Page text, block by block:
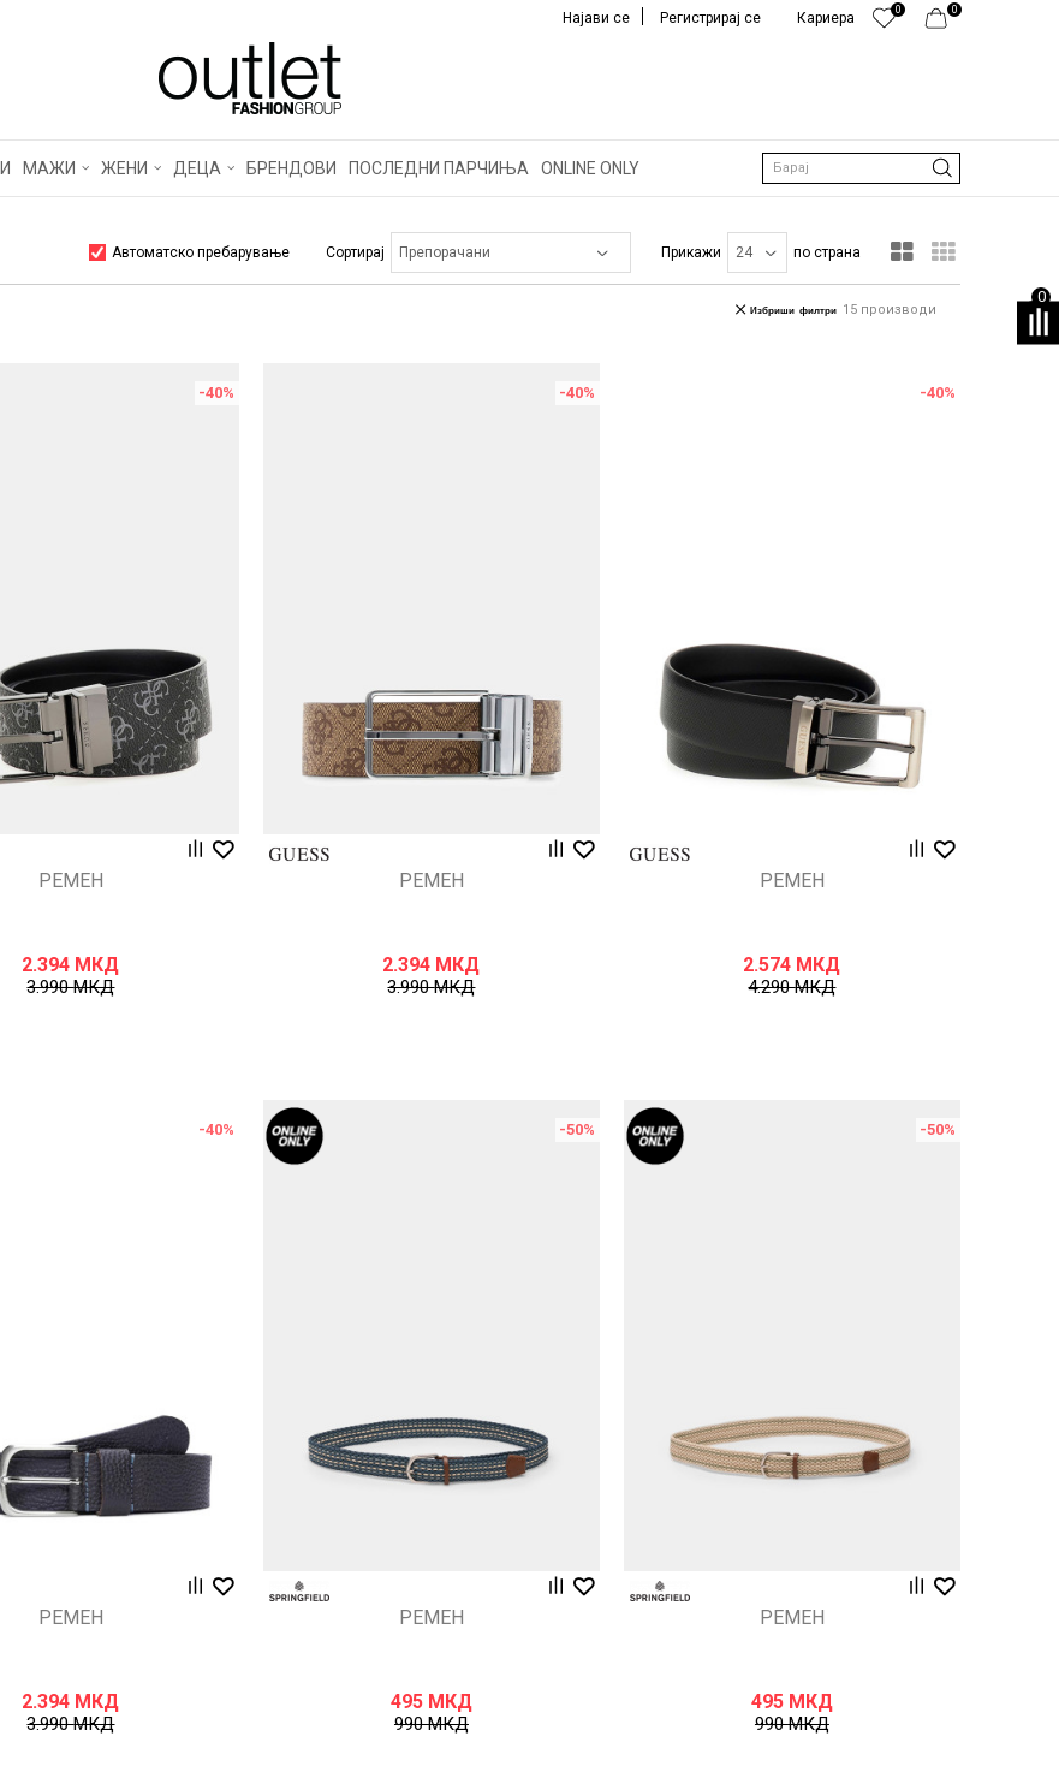
0
0
Кариера
Најави се Регистрирај се
МАЖИ ЖЕНИ ДЕЦА БРЕНДОВИ ПОСЛЕДНИ ПАРЧИЊА ONLINE ONLY Барај
0
Автоматско пребарување Сортирај Прикажи по страна
15 производи
Избриши филтри
-40%
РЕМЕН
2.394 МКД
3.990МКД
-40%
РЕМЕН
2.394 МКД
3.990МКД
-40%
РЕМЕН
2.574 МКД
4.290МКД
-40%
РЕМЕН
2.394 МКД
3.990МКД
-50%
РЕМЕН
495 МКД
990МКД
-50%
РЕМЕН
495 МКД
990МКД